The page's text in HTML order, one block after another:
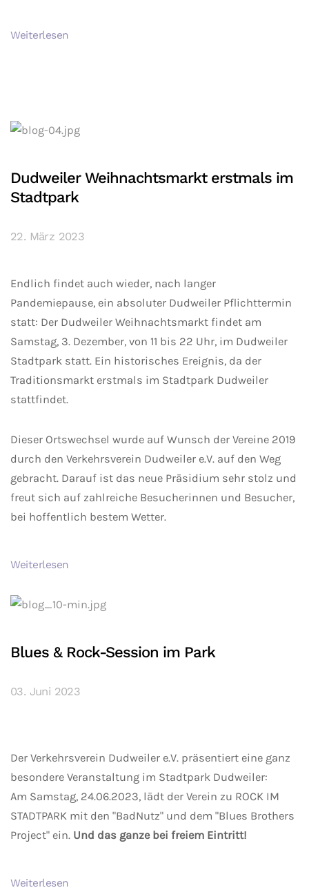
Weiterlesen
Dudweiler Weihnachtsmarkt erstmals im
Stadtpark
22. März 2023
Endlich findet auch wieder, nach langer
Pandemiepause, ein absoluter Dudweiler Pflichttermin
statt: Der Dudweiler Weihnachtsmarkt findet am
Samstag, 3. Dezember, von 11 bis 22 Uhr, im Dudweiler
Stadtpark statt. Ein historisches Ereignis, da der
Traditionsmarkt erstmals im Stadtpark Dudweiler
stattfindet.
Dieser Ortswechsel wurde auf Wunsch der Vereine 2019
durch den Verkehrsverein Dudweiler e.V. auf den Weg
gebracht. Darauf ist das neue Präsidium sehr stolz und
freut sich auf zahlreiche Besucherinnen und Besucher,
bei hoffentlich bestem Wetter.
Weiterlesen
Blues & Rock-Session im Park
03. Juni 2023
Der Verkehrsverein Dudweiler e.V. präsentiert eine ganz
besondere Veranstaltung im Stadtpark Dudweiler:
Am Samstag, 24.06.2023, lädt der Verein zu ROCK IM
STADTPARK mit den "BadNutz" und dem "Blues Brothers
Project" ein. Und das ganze bei freiem Eintritt!
Weiterlesen